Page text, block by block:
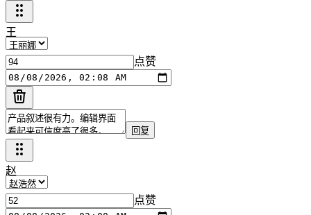
王
点赞
回复
赵
点赞